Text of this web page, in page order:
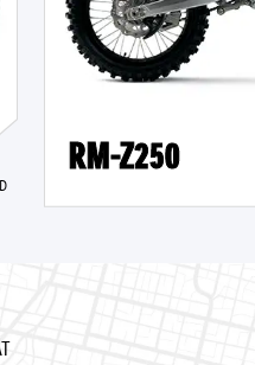
RM-Z250